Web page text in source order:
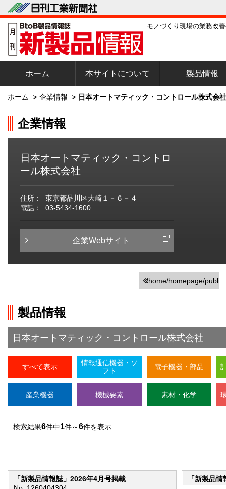
モノづくり現場の業務改
ホーム 本サイトについて 製品情報
ホーム > 企業情報 > 日本オートマティック・コントロール株式会社
企業情報
日本オートマティック・コントロ
ール株式会社
住所：
東京都品川区大崎１－６－４
電話：
03-5434-1600
企業Webサイト
/home/homepage/
製品情報
日本オートマティック・コントロール株式会社
すべて表示
情報通信機器・ソ
フト
電子機器・部品
産業機器 機械要素 素材・化学
検索結果6件中1件～6件を表示
「新製品情報誌」2026年4月号掲載
「新製品